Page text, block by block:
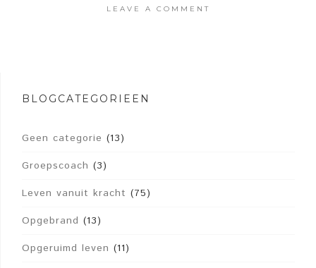
LEAVE A COMMENT
BLOGCATEGORIEËN
Geen categorie (13)
Groepscoach (3)
Leven vanuit kracht (75)
Opgebrand (13)
Opgeruimd leven (11)